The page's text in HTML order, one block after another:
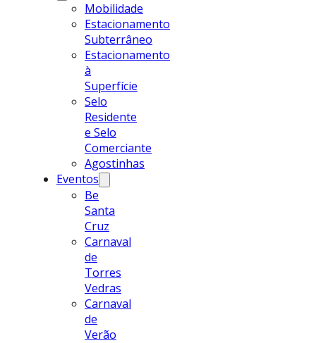
Mobilidade
Estacionamento
Subterrâneo
Estacionamento
à
Superfície
Selo
Residente
e Selo
Comerciante
Agostinhas
Eventos
Be
Santa
Cruz
Carnaval
de
Torres
Vedras
Carnaval
de
Verão